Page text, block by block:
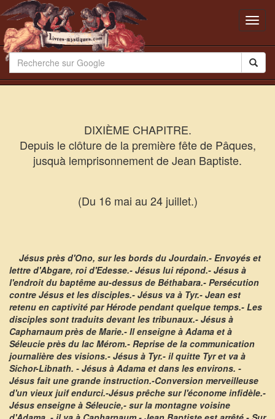
DIXIÈME CHAPITRE.
Depuis le clôture de la première fête de Pâques,
jusquà lemprisonnement de Jean Baptiste.
(Du 16 mai au 24 juillet.)
Jésus près d'Ono, sur les bords du Jourdain.- Envoyés et
lettre d'Abgare, roi d'Edesse.- Jésus lui répond.- Jésus à
l'endroit du baptême au-dessus de Béthabara.- Persécution
contre Jésus et les disciples.- Jésus va à Tyr.- Jean est
retenu en captivité par Hérode pendant quelque temps.- Les
disciples sont traduits devant les tribunaux.- Jésus à
Capharnaum près de Marie.- Il enseigne à Adama et à
Séleucie près du lac Mérom.- Reprise de la communication
journalière des visions.- Jésus à Tyr.- il quitte Tyr et va à
Sichor-Libnath. - Jésus à Adama et dans les environs. -
Jésus fait une grande instruction.-Conversion merveilleuse
d'un vieux juif endurci.-Jésus prêche sur l'économe infidèle.-
Jésus enseigne à Séleucie,- sur la montagne voisine